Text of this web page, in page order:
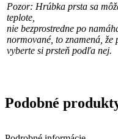
Pozor: Hrúbka prsta sa
teplote,
nie bezprostredne po
normované, to znamená,
vyberte si prsteň podľa nej.
Podobné